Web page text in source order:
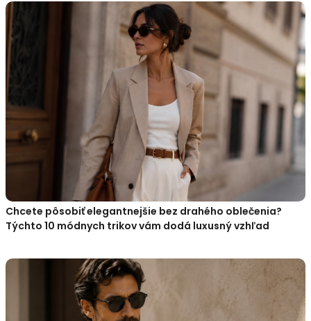
Chcete pôsobiť elegantnejšie bez drahého oblečenia?
Týchto 10 módnych trikov vám dodá luxusný vzhľad